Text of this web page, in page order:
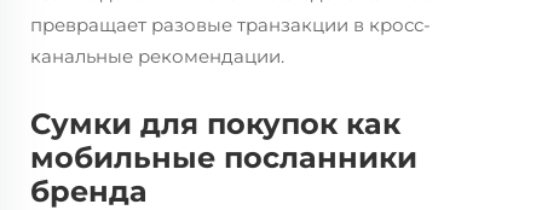
превращает разовые транзакции в кросс-
канальные рекомендации.
Сумки для покупок как
мобильные посланники
бренда